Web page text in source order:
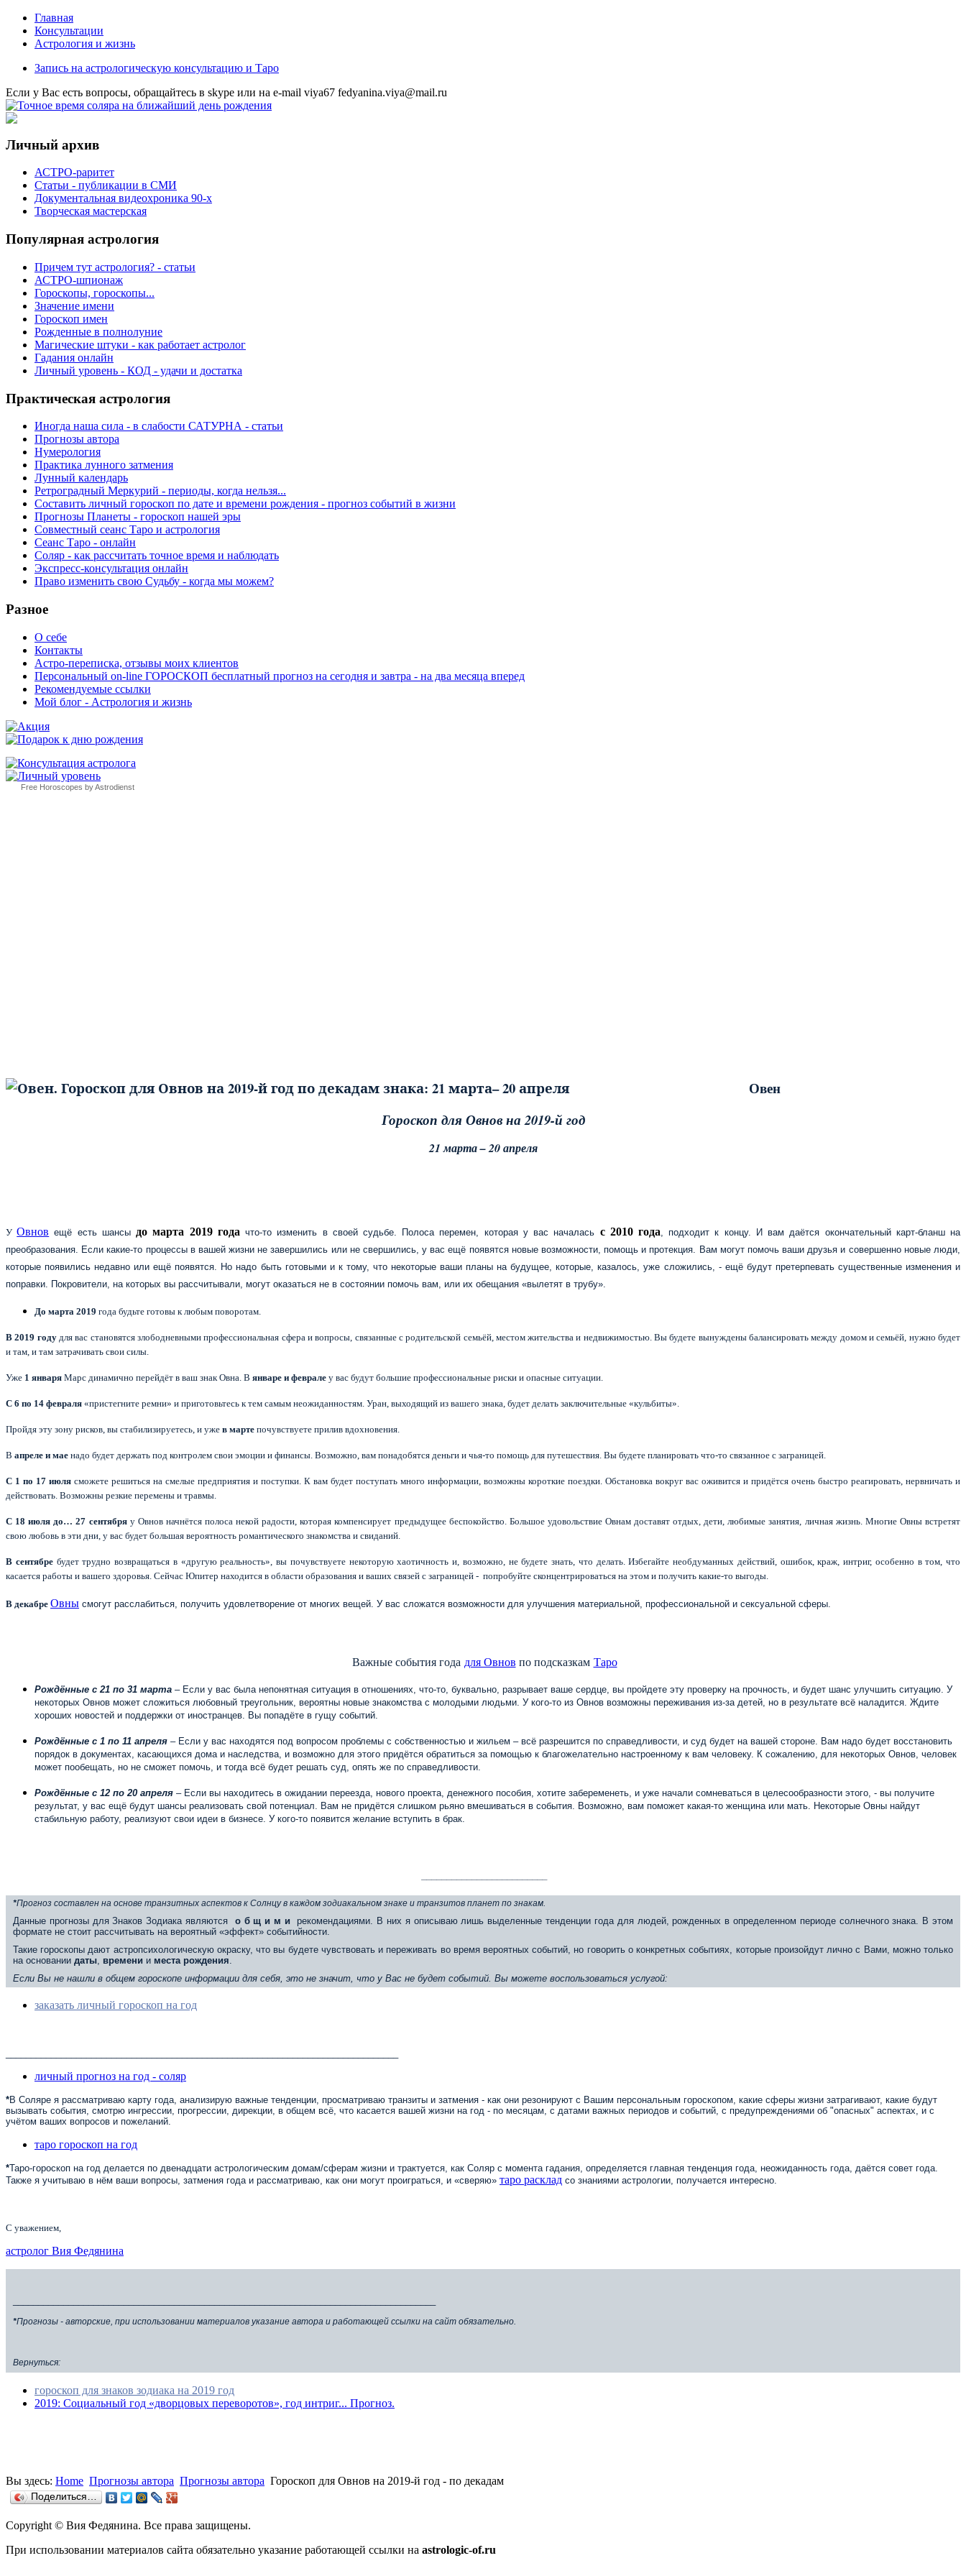
Главная
Консультации
Астрология и жизнь
Запись на астрологическую консультацию и Таро
Eсли у Вас есть вопросы, обращайтесь в skype или на e-mail viya67 fedyanina.viya@mail.ru
Личный архив
АСТРО-раритет
Cтатьи - публикации в СМИ
Документальная видеохроника 90-х
Творческая мастерская
Популярная астрология
Причем тут астрология? - статьи
АСТРО-шпионаж
Гороскопы, гороскопы...
Значение имени
Гороскоп имен
Рожденные в полнолуние
Магические штуки - как работает астролог
Гадания онлайн
Личный уровень - КОД - удачи и достатка
Практическая астрология
Иногда наша сила - в слабости САТУРНА - статьи
Прогнозы автора
Нумерология
Практика лунного затмения
Лунный календарь
Ретроградный Меркурий - периоды, когда нельзя...
Составить личный гороскоп по дате и времени рождения - прогноз событий в жизни
Прогнозы Планеты - гороскоп нашей эры
Совместный сеанс Таро и астрология
Сеанс Таро - онлайн
Соляр - как рассчитать точное время и наблюдать
Экспресс-консультация онлайн
Право изменить свою Судьбу - когда мы можем?
Разное
О себе
Контакты
Астро-переписка, отзывы моих клиентов
Персональный on-line ГОРОСКОП бесплатный прогноз на сегодня и завтра - на два месяца вперед
Рекомендуемые ссылки
Мой блог - Астрология и жизнь
Free Horoscopes by Astrodienst
Овен
Гороскоп для Овнов на 2019-й год
21 марта – 20 апреля
УОвнов ещё есть шансы до марта 2019 года что-то изменить в своей судьбе. Полоса перемен, которая у вас началась с 2010 года , подходит к концу. И вам даётся окончательный карт-бланш на
преобразования. Если какие-то процессы в вашей жизни не завершились или не свершились, у вас ещё появятся новые возможности, помощь и протекция. Вам могут помочь ваши друзья и совершенно новые люди,
которые появились недавно или ещё появятся. Но надо быть готовыми и к тому, что некоторые ваши планы на будущее, которые, казалось, уже сложились, - ещё будут претерпевать существенные изменения и
поправки. Покровители, на которых вы рассчитывали, могут оказаться не в состоянии помочь вам, или их обещания «вылетят в трубу».
До марта 2019 года будьте готовы к любым поворотам.
В 2019 годудля вас становятся злободневными профессиональная сфера и вопросы, связанные с родительской семьёй, местом жительства и недвижимостью. Вы будете вынуждены балансировать между домом и семьёй, нужно будет
и там, и там затрачивать свои силы.
Уже 1 января Марс динамично перейдёт в ваш знак Овна. В январе и феврале у вас будут большие профессиональные риски и опасные ситуации.
С 6 по 14 февраля «пристегните ремни» и приготовьтесь к тем самым неожиданностям. Уран, выходящий из вашего знака, будет делать заключительные «кульбиты».
Пройдя эту зону рисков, вы стабилизируетесь, и уже в марте почувствуете прилив вдохновения.
В апреле и мае надо будет держать под контролем свои эмоции и финансы. Возможно, вам понадобятся деньги и чья-то помощь для путешествия. Вы будете планировать что-то связанное с заграницей.
С 1 по 17 июля сможете решиться на смелые предприятия и поступки. К вам будет поступать много информации, возможны короткие поездки. Обстановка вокруг вас оживится и придётся очень быстро реагировать, нервничать и
действовать. Возможны резкие перемены и травмы.
С 18 июля до… 27 сентябряу Овнов начнётся полоса некой радости, которая компенсирует предыдущее беспокойство. Большое удовольствие Овнам доставят отдых, дети, любимые занятия, личная жизнь. Многие Овны встретят
свою любовь в эти дни, у вас будет большая вероятность романтического знакомства и свиданий.
В сентябребудет трудно возвращаться в «другую реальность», вы почувствуете некоторую хаотичность и, возможно, не будете знать, что делать. Избегайте необдуманных действий, ошибок, краж, интриг, особенно в том, что
касается работы и вашего здоровья. Сейчас Юпитер находится в области образования и ваших связей с заграницей - попробуйте сконцентрироваться на этом и получить какие-то выгоды.
В декабре Овны смогут расслабиться, получить удовлетворение от многих вещей. У вас сложатся возможности для улучшения материальной, профессиональной и сексуальной сферы.
Важные события года для Овнов по подсказкам Таро
Рождённые с 21 по 31 марта – Если у вас была непонятная ситуация в отношениях, что-то, буквально, разрывает ваше сердце, вы пройдете эту проверку на прочность, и будет шанс улучшить ситуацию. У
некоторых Овнов может сложиться любовный треугольник, вероятны новые знакомства с молодыми людьми. У кого-то из Овнов возможны переживания из-за детей, но в результате всё наладится. Ждите
хороших новостей и поддержки от иностранцев. Вы попадёте в гущу событий.
Рождённые с 1 по 11 апреля – Если у вас находятся под вопросом проблемы с собственностью и жильем – всё разрешится по справедливости, и суд будет на вашей стороне. Вам надо будет восстановить
порядок в документах, касающихся дома и наследства, и возможно для этого придётся обратиться за помощью к благожелательно настроенному к вам человеку. К сожалению, для некоторых Овнов, человек
может пообещать, но не сможет помочь, и тогда всё будет решать суд, опять же по справедливости.
Рождённые с 12 по 20 апреля – Если вы находитесь в ожидании переезда, нового проекта, денежного пособия, хотите забеременеть, и уже начали сомневаться в целесообразности этого, - вы получите
результат, у вас ещё будут шансы реализовать свой потенциал. Вам не придётся слишком рьяно вмешиваться в события. Возможно, вам поможет какая-то женщина или мать. Некоторые Овны найдут
стабильную работу, реализуют свои идеи в бизнесе. У кого-то появится желание вступить в брак.
*Прогноз составлен на основе транзитных аспектов к Солнцу в каждом зодиакальном знаке и транзитов планет по знакам.
Данные прогнозы для Знаков Зодиака являются о б щ и м ирекомендациями. В них я описываю лишь выделенные тенденции года для людей, рожденных в определенном периоде солнечного знака. В этом
формате не стоит рассчитывать на вероятный «эффект» событийности.
Такие гороскопы дают астропсихологическую окраску, что вы будете чувствовать и переживать во время вероятных событий, но говорить о конкретных событиях, которые произойдут лично с Вами, можно только
на основании даты времени и места рождения
Если Вы не нашли в общем гороскопе информации для себя, это не значит, что у Вас не будет событий. Вы можете воспользоваться услугой:
заказать личный гороскоп на год
личный прогноз на год - соляр
*В Соляре я рассматриваю карту года, анализирую важные тенденции, просматриваю транзиты и затмения - как они резонируют с Вашим персональным гороскопом, какие сферы жизни затрагивают, какие будут
вызывать события, смотрю ингрессии, прогрессии, дирекции, в общем всё, что касается вашей жизни на год - по месяцам, с датами важных периодов и событий, с предупреждениями об "опасных" аспектах, и с
учётом ваших вопросов и пожеланий.
таро гороскоп на год
*Таро-гороскоп на год делается по двенадцати астрологическим домам/сферам жизни и трактуется, как Соляр с момента гадания, определяется главная тенденция года, неожиданность года, даётся совет года.
Также я учитываю в нём ваши вопросы, затмения года и рассматриваю, как они могут проиграться, и «сверяю» таро расклад со знаниями астрологии, получается интересно.
С уважением,
астролог Вия Федянина
*Прогнозы - авторские, при использовании материалов указание автора и работающей ссылки на сайт обязательно.
Вернуться:
гороскоп для знаков зодиака на 2019 год
2019: Социальный год «дворцовых переворотов», год интриг... Прогноз.
Вы здесь: Home Прогнозы автора Прогнозы автора Гороскоп для Овнов на 2019-й год - по декадам
Поделиться…
Copyright © Вия Федянина. Все права защищены.
При использовании материалов сайта обязательно указание работающей ссылки на astrologic-of.ru